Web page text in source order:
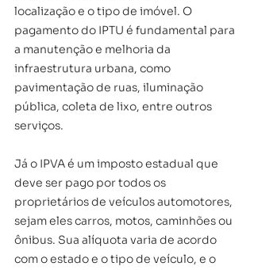
localização e o tipo de imóvel. O
pagamento do IPTU é fundamental para
a manutenção e melhoria da
infraestrutura urbana, como
pavimentação de ruas, iluminação
pública, coleta de lixo, entre outros
serviços.
Já o IPVA é um imposto estadual que
deve ser pago por todos os
proprietários de veículos automotores,
sejam eles carros, motos, caminhões ou
ônibus. Sua alíquota varia de acordo
com o estado e o tipo de veículo, e o